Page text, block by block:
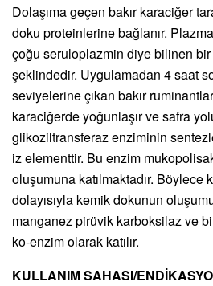
Dolaşıma geçen bakır karaciğer
doku proteinlerine bağlanır.
çoğu seruloplazmin diye bilinen
şeklindedir. Uygulamadan 4 saat
seviyelerine çıkan bakır
karaciğerde yoğunlaşır ve safra
glikoziltransferaz enziminin
iz elementtir. Bu enzim
oluşumuna katılmaktadır. Böylece
dolayısıyla kemik dokunun
manganez pirüvik karboksilaz ve
ko-enzim olarak katılır.
KULLANIM SAHASI/